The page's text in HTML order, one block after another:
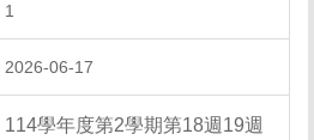
1
2026-06-17
114學年度第2學期第18週19週